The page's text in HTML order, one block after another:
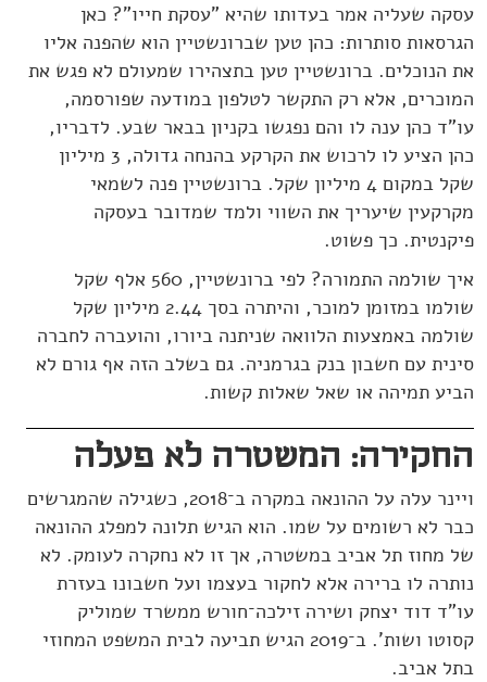
עסקה שעליה אמר בעדותו שהיא "עסקת חייו"? כאן
הגרסאות סותרות: כהן טען שברונשטיין הוא שהפנה אליו
את הנוכלים. ברונשטיין טען בתצהירו שמעולם לא פגש את
המוכרים, אלא רק התקשר לטלפון במודעה שפורסמה,
עו"ד כהן ענה לו והם נפגשו בקניון בבאר שבע. לדבריו,
כהן הציע לו לרכוש את הקרקע בהנחה גדולה, 3 מיליון
שקל במקום 4 מיליון שקל. ברונשטיין פנה לשמאי
מקרקעין שיעריך את השווי ולמד שמדובר בעסקה
פיקנטית. כך פשוט.
איך שולמה התמורה? לפי ברונשטיין, 560 אלף שקל
שולמו במזומן למוכר, והיתרה בסך 2.44 מיליון שקל
שולמה באמצעות הלוואה שניתנה ביורו, והועברה לחברה
סינית עם חשבון בנק בגרמניה. גם בשלב הזה אף גורם לא
הביע תמיהה או שאל שאלות קשות.
החקירה: המשטרה לא פעלה
ויינר עלה על ההונאה במקרה ב־2018, כשגילה שהמגרשים
כבר לא רשומים על שמו. הוא הגיש תלונה למפלג ההונאה
של מחוז תל אביב במשטרה, אך זו לא נחקרה לעומק. לא
נותרה לו ברירה אלא לחקור בעצמו ועל חשבונו בעזרת
עו"ד דוד יצחק ושירה זילכה־חורש ממשרד שמוליק
קסוטו ושות'. ב־2019 הגיש תביעה לבית המשפט המחוזי
בתל אביב.